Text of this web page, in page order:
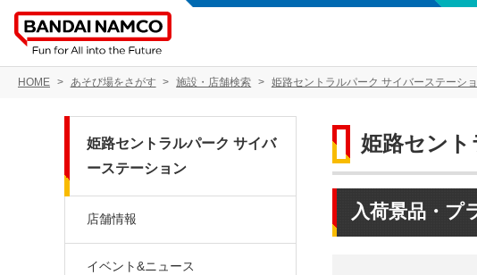
HOME あそび場をさがす 施設・店舗検索 姫路セントラルパーク サイバーステーシ
姫路セン
入荷景品・プ
姫路セントラルパーク サイバ
ーステーション
店舗情報
イベント&ニュース